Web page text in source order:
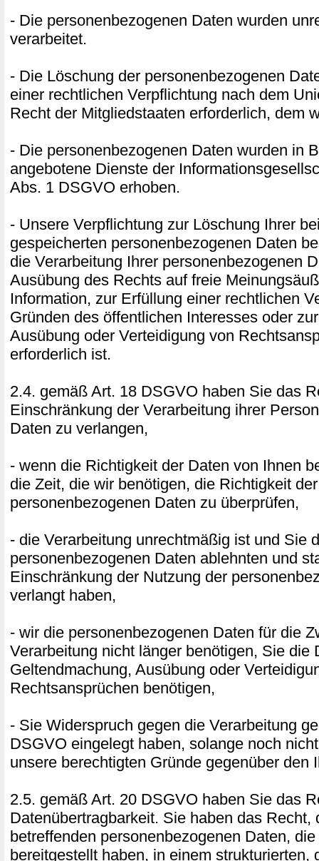
- Die personenbezogenen Daten wurden
verarbeitet.
- Die Löschung der personenbezogenen
einer rechtlichen Verpflichtung nach dem
Recht der Mitgliedstaaten erforderlich, dem
- Die personenbezogenen Daten wurden in
angebotene Dienste der
Abs. 1 DSGVO erhoben.
- Unsere Verpflichtung zur Löschung Ihrer
gespeicherten personenbezogenen Daten
die Verarbeitung Ihrer personenbezogenen
Ausübung des Rechts auf freie
Information, zur Erfüllung einer rechtlichen
Gründen des öffentlichen Interesses oder
Ausübung oder Verteidigung von
erforderlich ist.
2.4. gemäß Art. 18 DSGVO haben Sie das
Einschränkung der Verarbeitung ihrer
Daten zu verlangen,
- wenn die Richtigkeit der Daten von Ihnen
die Zeit, die wir benötigen, die Richtigkeit der
personenbezogenen Daten zu überprüfen,
- die Verarbeitung unrechtmäßig ist und Sie
personenbezogenen Daten ablehnten und
Einschränkung der Nutzung der
verlangt haben,
- wir die personenbezogenen Daten für die
Verarbeitung nicht länger benötigen, Sie die
Geltendmachung, Ausübung oder
Rechtsansprüchen benötigen,
- Sie Widerspruch gegen die Verarbeitung
DSGVO eingelegt haben, solange noch
unsere berechtigten Gründe gegenüber den
2.5. gemäß Art. 20 DSGVO haben Sie das
Datenübertragbarkeit. Sie haben das Recht,
betreffenden personenbezogenen Daten,
bereitgestellt haben, in einem strukturierten,